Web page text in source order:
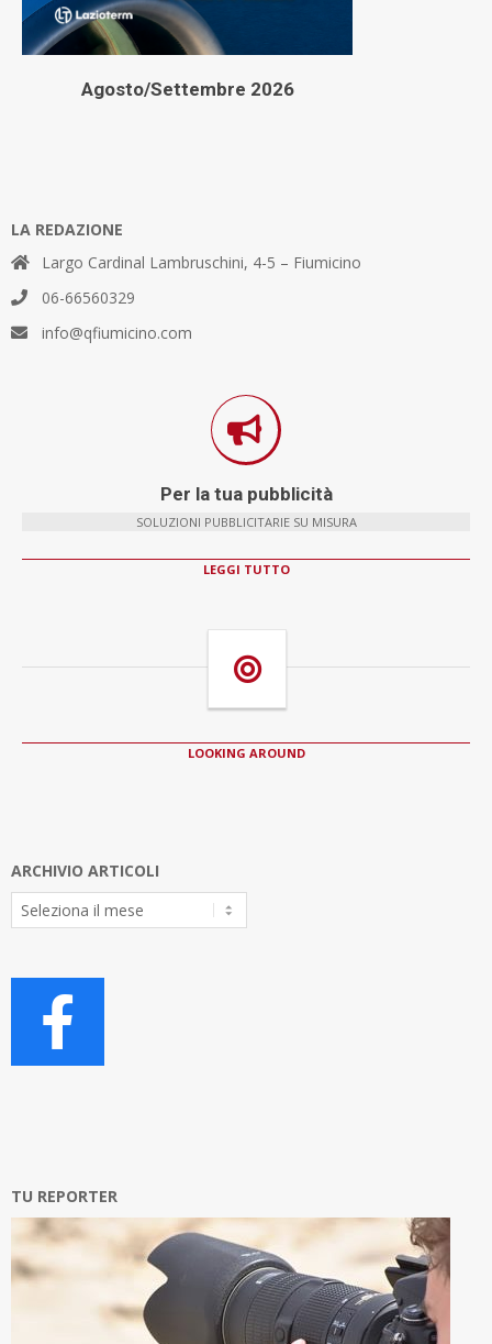
Agosto/Settembre 2026
LA REDAZIONE
Largo Cardinal Lambruschini, 4-5 – Fiumicino
06-66560329
info@qfiumicino.com
Per la tua pubblicità
SOLUZIONI PUBBLICITARIE SU MISURA
LEGGI TUTTO
LOOKING AROUND
ARCHIVIO ARTICOLI
Archivio
Articoli
TU REPORTER